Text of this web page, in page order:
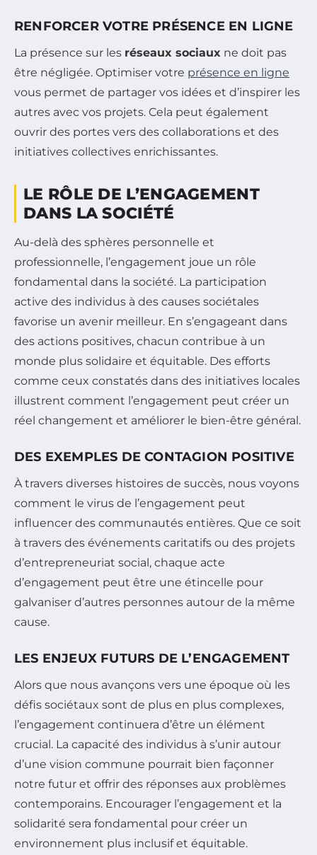
RENFORCER VOTRE PRÉSENCE EN LIGNE
La présence sur les réseaux sociaux ne doit pas
être négligée. Optimiser votre présence en ligne
vous permet de partager vos idées et d’inspirer les
autres avec vos projets. Cela peut également
ouvrir des portes vers des collaborations et des
initiatives collectives enrichissantes.
LE RÔLE DE L’ENGAGEMENT
DANS LA SOCIÉTÉ
Au-delà des sphères personnelle et
professionnelle, l’engagement joue un rôle
fondamental dans la société. La participation
active des individus à des causes sociétales
favorise un avenir meilleur. En s’engageant dans
des actions positives, chacun contribue à un
monde plus solidaire et équitable. Des efforts
comme ceux constatés dans des initiatives locales
illustrent comment l’engagement peut créer un
réel changement et améliorer le bien-être général.
DES EXEMPLES DE CONTAGION POSITIVE
À travers diverses histoires de succès, nous voyons
comment le virus de l’engagement peut
influencer des communautés entières. Que ce soit
à travers des événements caritatifs ou des projets
d’entrepreneuriat social, chaque acte
d’engagement peut être une étincelle pour
galvaniser d’autres personnes autour de la même
cause.
LES ENJEUX FUTURS DE L’ENGAGEMENT
Alors que nous avançons vers une époque où les
défis sociétaux sont de plus en plus complexes,
l’engagement continuera d’être un élément
crucial. La capacité des individus à s’unir autour
d’une vision commune pourrait bien façonner
notre futur et offrir des réponses aux problèmes
contemporains. Encourager l’engagement et la
solidarité sera fondamental pour créer un
environnement plus inclusif et équitable.